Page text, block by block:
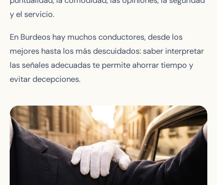
y el servicio.
En Burdeos hay muchos conductores, desde los
mejores hasta los más descuidados: saber interpretar
las señales adecuadas te permite ahorrar tiempo y
evitar decepciones.